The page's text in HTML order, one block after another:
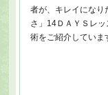
者が、キレイになり
さ」14ＤＡＹＳレ
術をご紹介していま